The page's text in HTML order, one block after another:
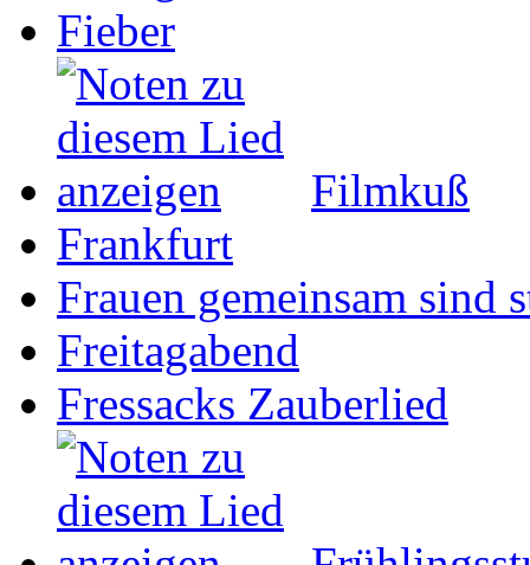
Fieber
Filmkuß
Frankfurt
Frauen gemeinsam sind
Freitagabend
Fressacks Zauberlied